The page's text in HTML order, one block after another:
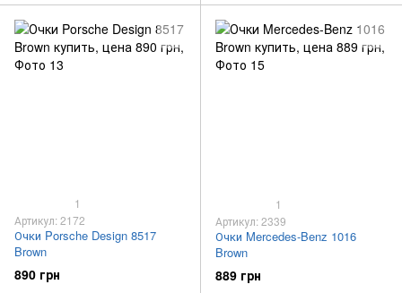
1
Артикул: 2172
Очки Porsche Design 8517
Brown
890 грн
1
Артикул: 2339
Очки Mercedes-Benz 1016
Brown
889 грн